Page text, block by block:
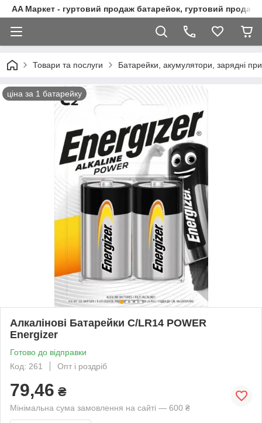
AA Маркет - гуртовий продаж батарейок, гуртовий продаж
Товари та послуги Батарейки, акумулятори, зарядні
ціна за 1 батарейку
Алкалінові Батарейки C/LR14 POWER
Energizer
Готово до відправки
Код: 261
Опт і роздріб
79,46 ₴
Мінімальна сума замовлення на сайті — 600 ₴